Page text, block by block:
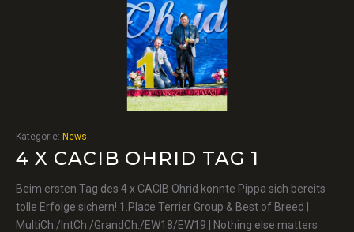
Kategorie: News
4 X CACIB OHRID TAG 1
Beim ersten Tag des 4 x CACIB Ohrid konnte Pippa sich bereits
tolle Erfolge sichern! 1.Place Terrier Group & Best of Breed |
MultiCh./IntCh./GrandCh./EW18/EW19 | Nothing else matters